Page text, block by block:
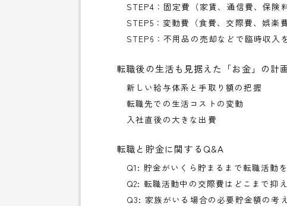
STEP4：固定費（家賃、通信費、保険
STEP5：変動費（食費、交際費、娯楽
STEP6：不用品の売却などで臨時収入
転職後の生活も見据えた「お金」の計
新しい給与体系と手取り額の把握
転職先での生活コストの変動
入社直後の大きな出費
転職と貯金に関するQ&A
Q1: 貯金がいくら貯まるまで転職活動
Q2: 転職活動中の交際費はどこまで抑
Q3: 家族がいる場合の必要貯金額の考